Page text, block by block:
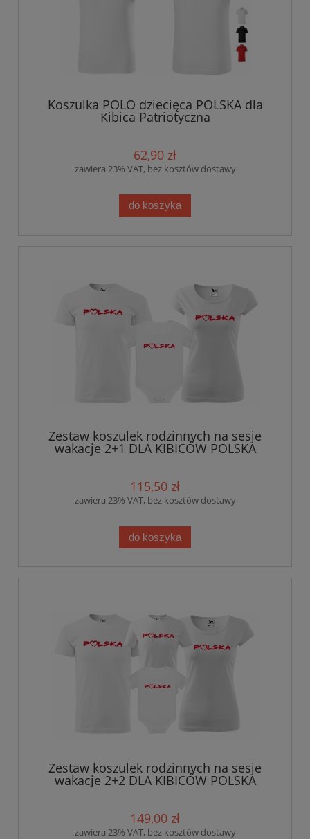
Koszulka POLO dziecięca POLSKA dla
Kibica Patriotyczna
62,90 zł
zawiera 23% VAT, bez kosztów dostawy
do koszyka
Zestaw koszulek rodzinnych na sesje
wakacje 2+1 DLA KIBICÓW POLSKA
115,50 zł
zawiera 23% VAT, bez kosztów dostawy
do koszyka
Zestaw koszulek rodzinnych na sesje
wakacje 2+2 DLA KIBICÓW POLSKA
149,00 zł
zawiera 23% VAT, bez kosztów dostawy